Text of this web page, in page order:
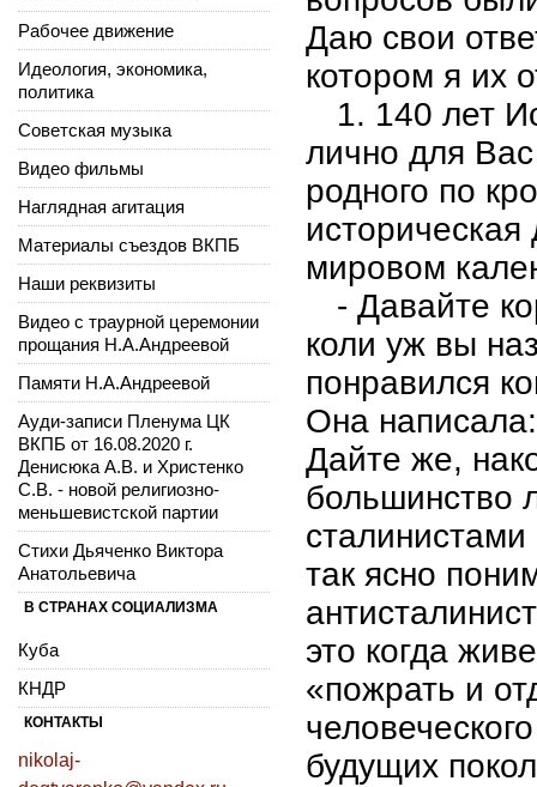
Даю свои
котором я их
1. 140 лет
лично для
родного по
историческая
мировом
- Давайте
коли уж вы
понравился
Она
Дайте же,
большинство
так ясно
это когда
«пожрать и
будущих
Рабочее движение
Идеология, экономика,
политика
Советская музыка
Видео фильмы
Наглядная агитация
Материалы съездов ВКПБ
Наши реквизиты
Видео с траурной церемонии
прощания Н.А.Андреевой
Памяти Н.А.Андреевой
Ауди-записи Пленума ЦК
ВКПБ от 16.08.2020 г.
Денисюка А.В. и Христенко
С.В. - новой религиозно-
меньшевистской партии
Стихи Дьяченко Виктора
Анатольевича
В СТРАНАХ СОЦИАЛИЗМА
Куба
КНДР
КОНТАКТЫ
nikolaj-